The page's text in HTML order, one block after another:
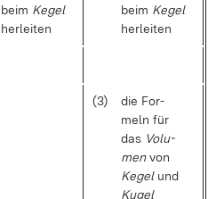
beim Ke­gel
her­lei­ten
beim Ke­gel
her­lei­ten
(3)
die For­
meln für
das Vo­lu­
menvon
Ke­gelund
Ku­gel